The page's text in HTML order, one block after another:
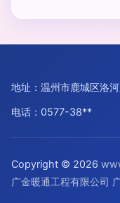
地址：温州市鹿城区洛
电话：0577-38**
Copyright © 2026
广金暖通工程有限公司